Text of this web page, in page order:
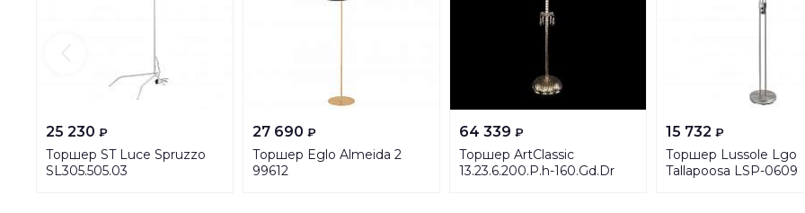
25 230 ₽
Торшер ST Luce Spruzzo
SL305.505.03
27 690 ₽
Торшер Eglo Almeida 2
99612
64 339 ₽
Торшер ArtClassic
13.23.6.200.P.h-160.Gd.Dr
15 732 ₽
Торшер Lussole Lgo
Tallapoosa LSP-0609